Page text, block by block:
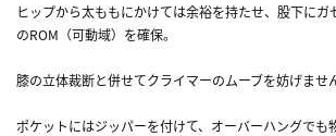
ヒップから太ももにかけては余裕を持たせ、股下にガ
のROM（可動域）を確保。
膝の立体裁断と併せてクライマーのムーブを妨げませ
ポケットにはジッパーを付けて、オーバーハングでも